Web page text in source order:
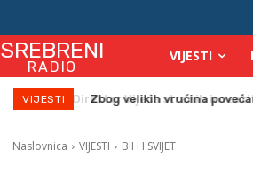
SREBRENI
RADIO
VIJESTI
VIJESTI Zbog velikih vrućina
Naslovnica VIJESTI BIH I SVIJET